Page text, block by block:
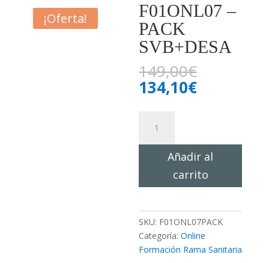
¡Oferta!
F01ONL07 –
PACK
SVB+DESA
149,00€
134,10€El
134,10€.
PACK
SVB+DESAAñadir al
carrito
SKU: F01ONL07PACK
Categoría:Online
Formación Rama Sanitaria